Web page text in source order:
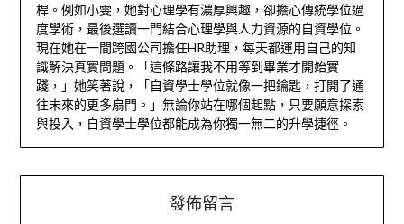
桿。例如小雯，她對心理學有濃厚興趣，卻擔心傳統學位過
度學術，最後選讀一門結合心理學與人力資源的自資學位。
現在她在一間跨國公司擔任HR助理，每天都運用自己的知
識解決真實問題。「這條路讓我不用等到畢業才開始實
踐，」她笑著說，「自資學士學位就像一把鑰匙，打開了通
往未來的更多扇門。」無論你站在哪個起點，只要願意探索
與投入，自資學士學位都能成為你獨一無二的升學捷徑。
發佈留言